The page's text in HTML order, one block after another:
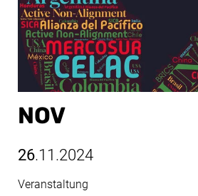
NOV
26.11.2024
Veranstaltung